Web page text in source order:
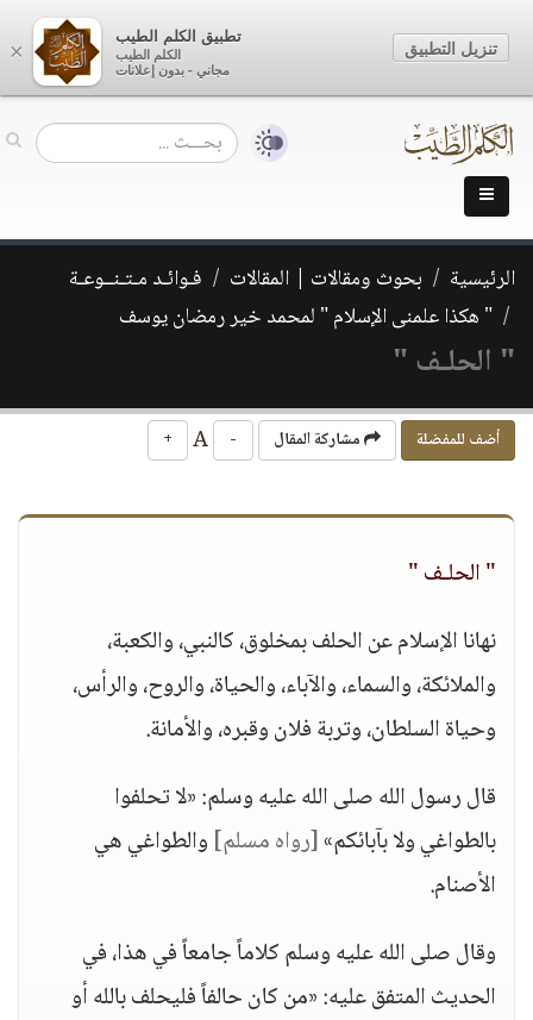
الرئيسية بحوث ومقالات | المقالات
فـوائـد مـتـنــوعـة
" هكذا علمنى الإسلام " لمحمد خير رمضان يوسف
" الحلـف "
أضف للمفضلة مشاركة المقال -
+
" الحلـف "
نهانا الإسلام عن الحلف بمخلوق، كالنبي، والكعبة،
والملائكة، والسماء، والآباء، والحياة، والروح، والرأس،
وحياة السلطان، وتربة فلان وقبره، والأمانة.
قال رسول الله صلى الله عليه وسلم: «لا تحلفوا
بالطواغي ولا بآبائكم»[رواه مسلم] والطواغي هي
الأصنام.
وقال صلى الله عليه وسلم كلاماً جامعاً في هذا، في
الحديث المتفق عليه: «من كان حالفاً فليحلف بالله أو
×
تطبيق الكلم الطيب
الكلم الطيب
مجاني - بدون إعلانات
تنزيل التطبيق